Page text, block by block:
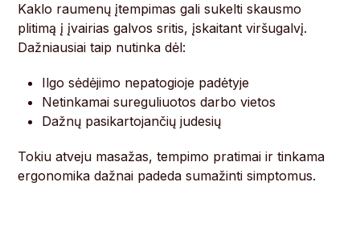
Kaklo raumenų įtempimas gali sukelti skausmo
plitimą į įvairias galvos sritis, įskaitant viršugalvį.
Dažniausiai taip nutinka dėl:
Ilgo sėdėjimo nepatogioje padėtyje
Netinkamai sureguliuotos darbo vietos
Dažnų pasikartojančių judesių
Tokiu atveju masažas, tempimo pratimai ir tinkama
ergonomika dažnai padeda sumažinti simptomus.